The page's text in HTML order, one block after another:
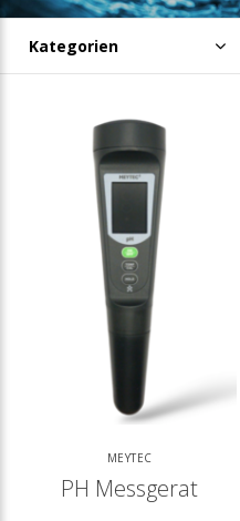
Kategorien
MEYTEC
PH Messgerat